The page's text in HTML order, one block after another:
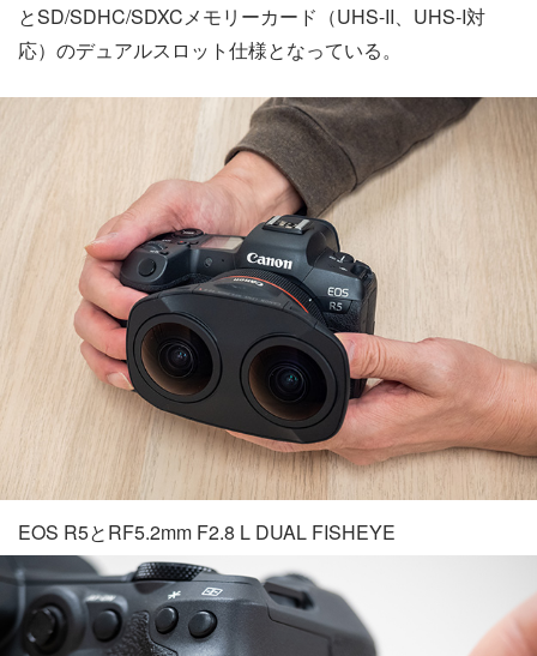
とSD/SDHC/SDXCメモリーカード（UHS-II、UHS-I対
応）のデュアルスロット仕様となっている。
EOS R5とRF5.2mm F2.8 L DUAL FISHEYE